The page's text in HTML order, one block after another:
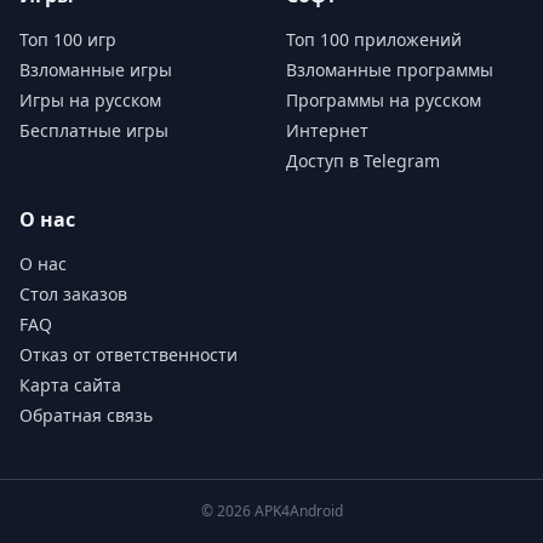
Топ 100 игр
Взломанные игры
Игры на русском
Бесплатные игры
Топ 100 приложений
Взломанные программы
Программы на русском
Интернет
Доступ в Telegram
О нас
О нас
Стол заказов
FAQ
Отказ от ответственности
Карта сайта
Обратная связь
© 2026 APK4Android